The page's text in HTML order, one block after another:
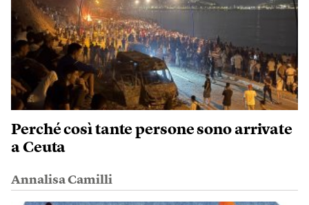
Perché così tante persone sono arrivate
a Ceuta
Annalisa Camilli